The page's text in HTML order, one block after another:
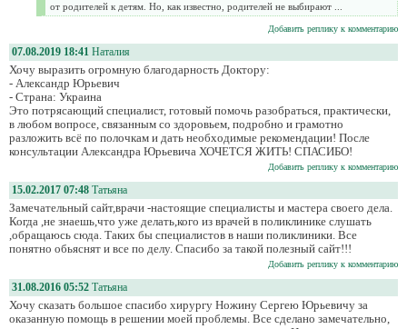
от родителей к детям. Но, как известно, родителей не выбирают ...
Добавить реплику к комментарию
07.08.2019 18:41 Наталия
Хочу выразить огромную благодарность Доктору:
- Александр Юрьевич
- Страна: Украина
Это потрясающий специалист, готовый помочь разобраться, практически,
в любом вопросе, связанным со здоровьем, подробно и грамотно
разложить всё по полочкам и дать необходимые рекомендации! После
консультации Александра Юрьевича ХОЧЕТСЯ ЖИТЬ! СПАСИБО!
Добавить реплику к комментарию
15.02.2017 07:48 Татьяна
Замечательный сайт,врачи -настоящие специалисты и мастера своего дела.
Когда ,не знаешь,что уже делать,кого из врачей в поликлинике слушать
,обращаюсь сюда. Таких бы специалистов в наши поликлиники. Все
понятно обьяснят и все по делу. Спасибо за такой полезный сайт!!!
Добавить реплику к комментарию
31.08.2016 05:52 Татьяна
Хочу сказать большое спасибо хирургу Ножину Сергею Юрьевичу за
оказанную помощь в решении моей проблемы. Все сделано замечательно,